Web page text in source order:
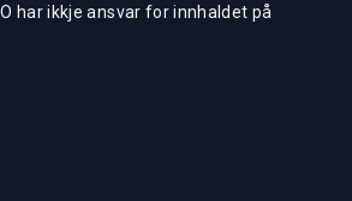
har ikkje ansvar for innhaldet på